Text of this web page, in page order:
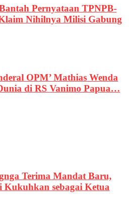
Pernyataan TPNPB-
Nihilnya Milisi Gabung
OPM’ Mathias Wenda
di RS Vanimo Papua…
Terima Mandat Baru,
Kukuhkan sebagai Ketua